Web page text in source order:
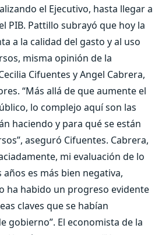
el Ejecutivo, hasta llegar a
PIB. Pattillo subrayó que hoy la
a la calidad del gasto y al uso
misma opinión de la
Cifuentes y Angel Cabrera,
“Más allá de que aumente el
lo complejo aquí son las
haciendo y para qué se están
aseguró Cifuentes. Cabrera,
mi evaluación de lo
es más bien negativa,
ha habido un progreso evidente
claves que se habían
gobierno”. El economista de la